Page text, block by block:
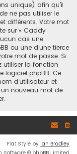
unique) afin qu’il
ne pas utiliser le
différents. Votre mot
sur « Caddy
cas une
ou une d’une tierce
mot de passe. Si
utiliser la fonction
logiciel phpBB. Ce
d’utilisateur et
un nouveau mot de
Flat Style by Ian Bradley